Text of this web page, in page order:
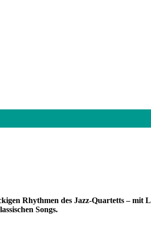
Rhythmen des Jazz-Quartetts –
Songs.